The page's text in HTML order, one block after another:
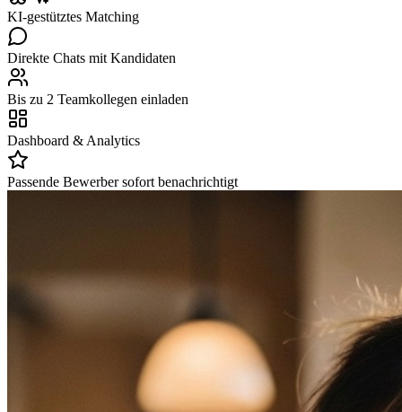
KI-gestütztes Matching
Direkte Chats mit Kandidaten
Bis zu 2 Teamkollegen einladen
Dashboard & Analytics
Passende Bewerber sofort benachrichtigt